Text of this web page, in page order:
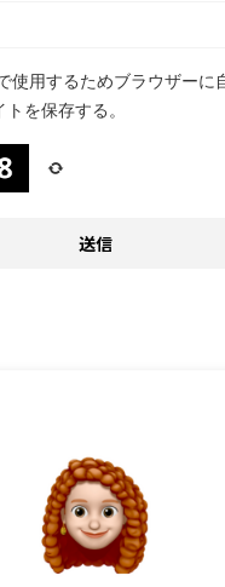
使用するためブラウザーに
を保存する。